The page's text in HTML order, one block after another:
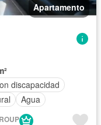
Apartamento
discapacidad
Agua